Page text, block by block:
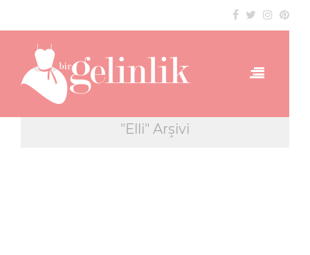
"Elli" Arşivi